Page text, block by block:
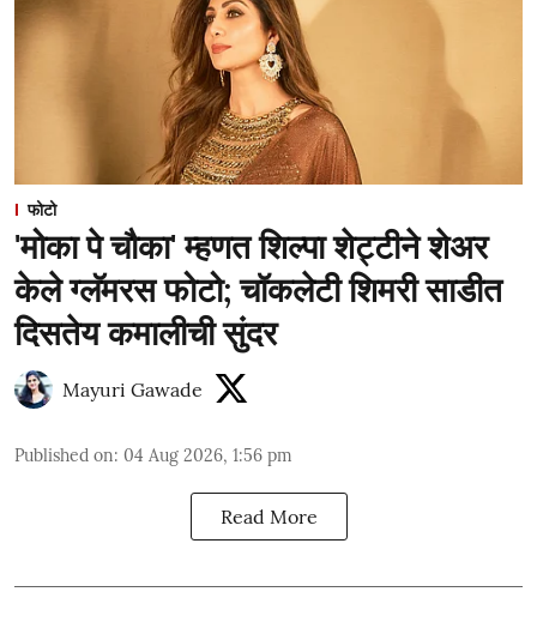
फोटो
'मोका पे चौका' म्हणत शिल्पा शेट्टीने शेअर
केले ग्लॅमरस फोटो; चॉकलेटी शिमरी साडीत
दिसतेय कमालीची सुंदर
Mayuri Gawade
Published on: 04 Aug 2026, 1:56 pm
Read More